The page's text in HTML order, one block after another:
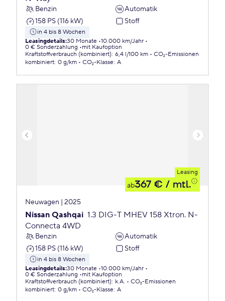
Benzin
Automatik
158 PS (116 kW)
Stoff
in 4 bis 8 Wochen
Leasingdetails:30 Monate 10.000 km/Jahr
0 € Sonderzahlung
mit Kaufoption
Kraftstoffverbrauch (kombiniert): 6,4 l/100 km
CO₂-Emissionen
kombiniert: 0 g/km CO₂-Klasse: A
Leasing
ab367 € / mtl.
Neuwagen | 2025
Nissan Qashqai 1.3 DIG-T MHEV 158 Xtron. N-
Connecta 4WD
Benzin
Automatik
158 PS (116 kW)
Stoff
in 4 bis 8 Wochen
Leasingdetails:30 Monate 10.000 km/Jahr
0 € Sonderzahlung
mit Kaufoption
Kraftstoffverbrauch (kombiniert): k.A.
CO₂-Emissionen
kombiniert: 0 g/km CO₂-Klasse: A